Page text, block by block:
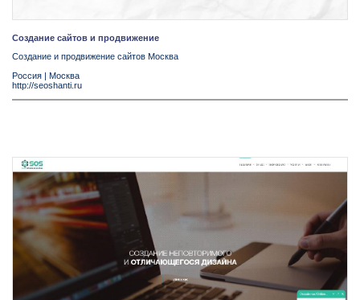
Создание сайтов и продвижение
Создание и продвижение сайтов Москва
Россия | Москва
http://seoshanti.ru